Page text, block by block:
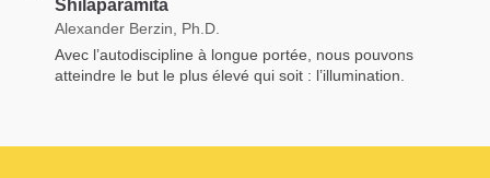
Shilaparamita
Alexander Berzin, Ph.D.
Avec l’autodiscipline à longue portée, nous pouvons
atteindre le but le plus élevé qui soit : l’illumination.